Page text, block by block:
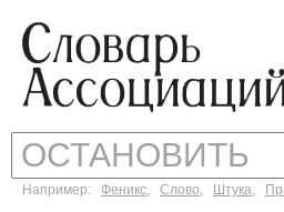
Например: Феникс, Слово, Штука,